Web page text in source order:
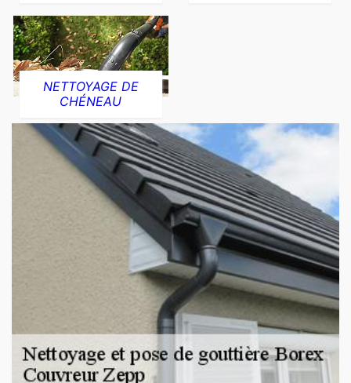
NETTOYAGE DE
CHÉNEAU